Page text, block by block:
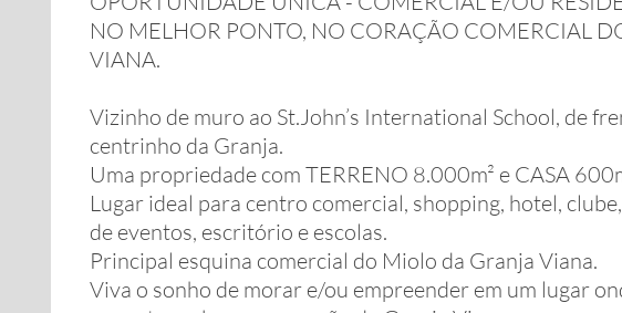
NO MELHOR PONTO, NO CORAÇÃO COMERCIAL
VIANA.
Vizinho de muro ao St.John’s International School, de
centrinho da Granja.
Uma propriedade com TERRENO 8.000m² e CASA
Lugar ideal para centro comercial, shopping, hotel,
de eventos, escritório e escolas.
Principal esquina comercial do Miolo da Granja Viana.
Viva o sonho de morar e/ou empreender em um lugar